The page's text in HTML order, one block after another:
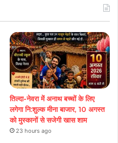
तिल्दा-नेवरा में अनाथ बच्चों के लिए
लगेगा नि:शुल्क मीना बाजार, 10 अगस्त
को मुस्कानों से सजेगी खास शाम
23 hours ago